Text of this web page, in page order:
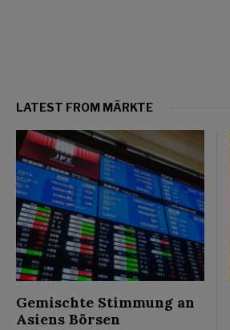
LATEST FROM MÄRKTE
Gemischte Stimmung an
Asiens Börsen